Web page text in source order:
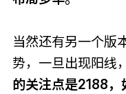
当然还有另一个版
势，一旦出现阳线
的关注点是2188